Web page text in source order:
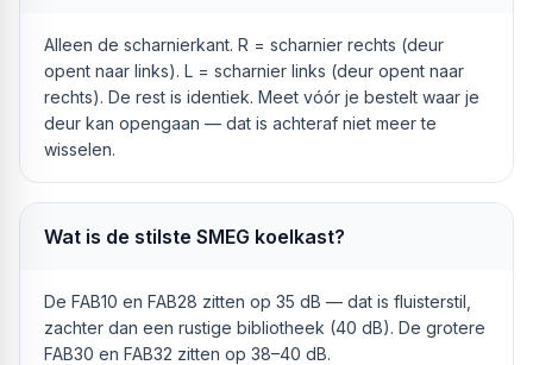
Alleen de scharnierkant. R = scharnier rechts (deur
opent naar links). L = scharnier links (deur opent naar
rechts). De rest is identiek. Meet vóór je bestelt waar je
deur kan opengaan — dat is achteraf niet meer te
wisselen.
Wat is de stilste SMEG koelkast?
De FAB10 en FAB28 zitten op 35 dB — dat is fluisterstil,
zachter dan een rustige bibliotheek (40 dB). De grotere
FAB30 en FAB32 zitten op 38–40 dB.